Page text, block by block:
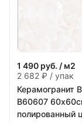
1 490 руб. / м2
2 682 ₽ / упак
Керамогранит
В60607
полированный